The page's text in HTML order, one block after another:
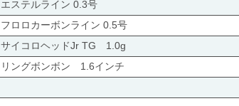
エステルライン 0.3号
フロロカーボンライン 0.5号
サイコロヘッドJr TG 1.0g
リングボンボン 1.6インチ